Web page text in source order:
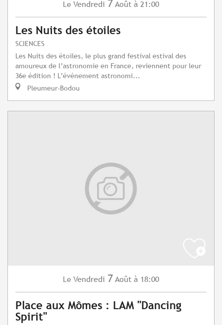
Le Vendredi 7 Août à 21:00
Les Nuits des étoiles
SCIENCES
Les Nuits des étoiles, le plus grand festival estival des
amoureux de l’astronomie en France, reviennent pour leur
36e édition ! L’événement astronomi...
Pleumeur-Bodou
Le Vendredi 7 Août à 18:00
Place aux Mômes : LAM "Dancing
Spirit"